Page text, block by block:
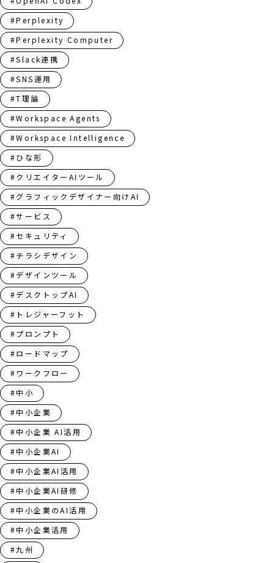
#Perplexity
#Perplexity Computer
#Slack連携
#SNS運用
#T理論
#Workspace Agents
#Workspace Intelligence
#ひな形
#クリエイターAIツール
#グラフィックデザイナー向けAI
#サービス
#セキュリティ
#チラシデザイン
#デザインツール
#デスクトップAI
#トレジャーフット
#プロンプト
#ロードマップ
#ワークフロー
#中小
#中小企業
#中小企業 AI活用
#中小企業AI
#中小企業AI活用
#中小企業AI研修
#中小企業のAI活用
#中小企業活用
#九州